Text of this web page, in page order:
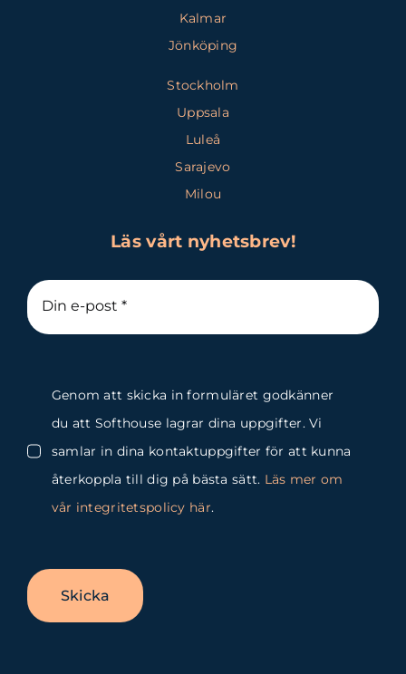
Kalmar
Jönköping
Stockholm
Uppsala
Luleå
Sarajevo
Milou
Läs vårt nyhetsbrev!
Genom att skicka in formuläret godkänner
du att Softhouse lagrar dina uppgifter. Vi
samlar in dina kontaktuppgifter för att kunna
återkoppla till dig på bästa sätt. Läs mer om
vår integritetspolicy här.
Skicka